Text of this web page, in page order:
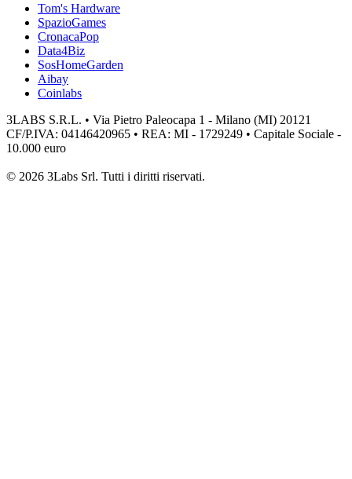
Tom's Hardware
SpazioGames
CronacaPop
Data4Biz
SosHomeGarden
Aibay
Coinlabs
3LABS S.R.L. • Via Pietro Paleocapa 1 - Milano (MI) 20121
CF/P.IVA: 04146420965 • REA: MI - 1729249 • Capitale Sociale -
10.000 euro
© 2026 3Labs Srl. Tutti i diritti riservati.